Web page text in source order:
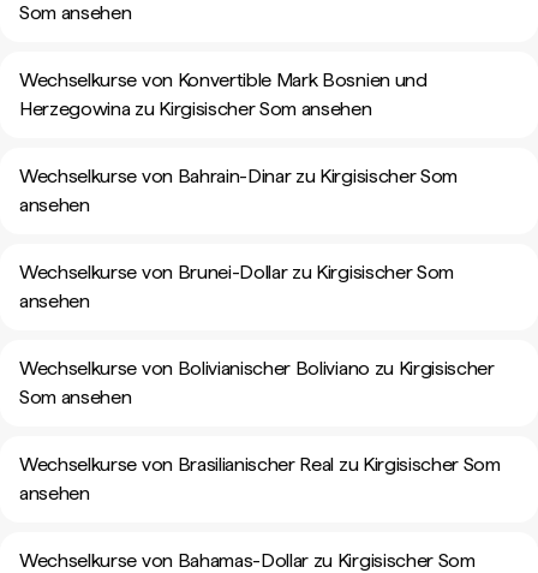
Som ansehen
Wechselkurse von Konvertible Mark Bosnien und
Herzegowina zu Kirgisischer Som ansehen
Wechselkurse von Bahrain-Dinar zu Kirgisischer Som
ansehen
Wechselkurse von Brunei-Dollar zu Kirgisischer Som
ansehen
Wechselkurse von Bolivianischer Boliviano zu Kirgisischer
Som ansehen
Wechselkurse von Brasilianischer Real zu Kirgisischer Som
ansehen
Wechselkurse von Bahamas-Dollar zu Kirgisischer Som